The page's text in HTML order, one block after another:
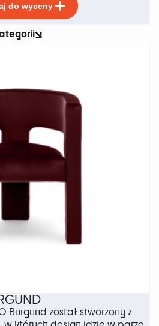
do wyceny
produkt
ma
wiele
wybrać
produktu
Burgund został stworzony z